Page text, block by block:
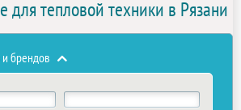
тепловой техники в Рязани
брендов